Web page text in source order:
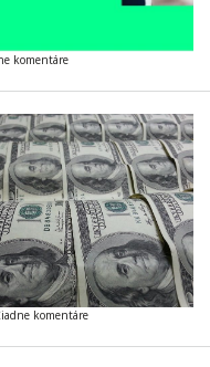
komentáre
komentáre